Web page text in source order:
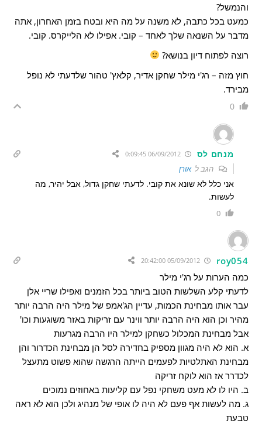
והנמשל?
כמעט בכל כתבה, לא משנה על מה היא ובטח בזמן האחרון, אתה
מדבר על השנאה שלך לאחד – קובי. אפילו לא הלייקרס. קובי.
רוצה לפתוח דיון בנושא?
חוץ מזה – רג'י מילר שחקן אדיר, קלאץ' טהור שלדעתי לא נופל
מבירד.
0
מנחם לס 06/09/2012 0:09:45
הגב לאורן
אני כלל לא שונא את קובי. לדעתי שחקן גדול, אבל יהיר, מה
לעשות.
0
roy054
כמה הערות על רג'י מילר
לדעתי קלע השלשות הטוב ביותר בכל הזמנים ואפילו שריי אלן
עבר אותו מבחינת הכמות, עדיין הג'אמפ של מילר היה הרבה יותר
מהיר וכן הוא היה הרבה יותר ווינר עם זריקות באזר משוגעות וכו'
אבל מבחינת המכלול כשחקן למילר היו הרבה מגרעות
א. הוא לא היה מגוון מספיק בחדירה לסל הן מבחינת הכדרור והן
מבחינת האתלטיות לפעמים הייתה הרגשה שהוא פשוט מתעצל
לכדרר אז הוא לוקח זריקה
ב. היו לו לא מעט משחקי נפל עם קליעות באחוזים נמוכים
ג. מה לעשות אף פעם לא היה לו אופי של מנהיג ולכן הוא לא ראה
טבעת